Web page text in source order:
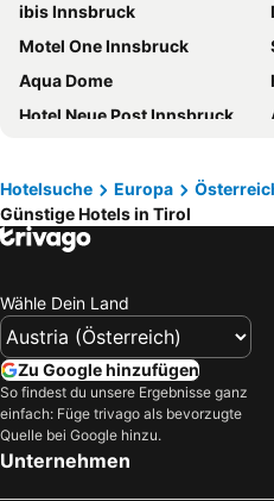
ibis Innsbruck
Motel One Innsbruck
Aqua Dome
Hotel Neue Post Innsbruck
COOEE alpin Hotel Kitzbüheler Alpen
aja Fürstenhaus am Achensee
Hotel Berghof
Hotel Goldried
Hotel Sonne
Hotel Kohlerhof
Krumers Alpin - Your Mountain Oasis
Hotel Sailer
Alpenhotel Kaiserfels
Hotelsuche Europa
Günstige Hotels in Tirol
Wähle Dein Land
Zu Google hinzufügen
So findest du unsere Ergebnisse ganz
einfach: Füge trivago als bevorzugte
Quelle bei Google hinzu.
Unternehmen